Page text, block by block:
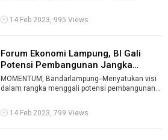
luar biasa ...
14 Feb 2023, 995 Views
Forum Ekonomi Lampung, BI Gali
Potensi Pembangunan Jangka
Panjang ...
MOMENTUM, Bandarlampung--Menyatukan visi
dalam rangka menggali potensi pembangunan
14 Feb 2023, 799 Views